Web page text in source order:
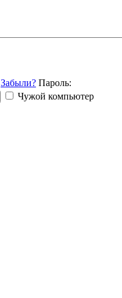
Забыли? Пароль:
Чужой компьютер